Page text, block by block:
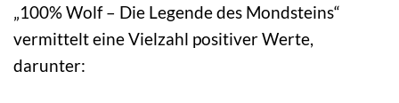
„100% Wolf – Die Legende des Mondsteins“
vermittelt eine Vielzahl positiver Werte,
darunter: